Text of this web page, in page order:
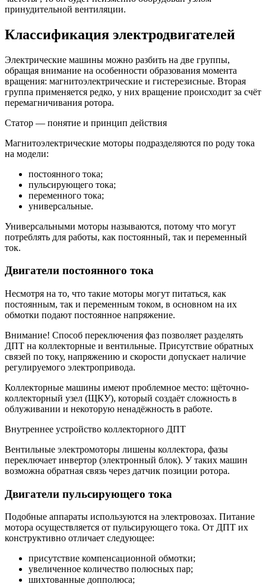
принудительной вентиляции.
Классификация электродвигателей
Электрические машины можно разбить на две группы,
обращая внимание на особенности образования момента
вращения: магнитоэлектрические и гистерезисные. Вторая
группа применяется редко, у них вращение происходит за счёт
перемагничивания ротора.
Статор — понятие и принцип действия
Магнитоэлектрические моторы подразделяются по роду тока
на модели:
постоянного тока;
пульсирующего тока;
переменного тока;
универсальные.
Универсальными моторы называются, потому что могут
потреблять для работы, как постоянный, так и переменный
ток.
Двигатели постоянного тока
Несмотря на то, что такие моторы могут питаться, как
постоянным, так и переменным током, в основном на их
обмотки подают постоянное напряжение.
Внимание! Способ переключения фаз позволяет разделять
ДПТ на коллекторные и вентильные. Присутствие обратных
связей по току, напряжению и скорости допускает наличие
регулируемого электропривода.
Коллекторные машины имеют проблемное место: щёточно-
коллекторный узел (ЩКУ), который создаёт сложность в
облуживании и некоторую ненадёжность в работе.
Внутреннее устройство коллекторного ДПТ
Вентильные электромоторы лишены коллектора, фазы
переключает инвертор (электронный блок). У таких машин
возможна обратная связь через датчик позиции ротора.
Двигатели пульсирующего тока
Подобные аппараты используются на электровозах. Питание
мотора осуществляется от пульсирующего тока. От ДПТ их
конструктивно отличает следующее:
присутствие компенсационной обмотки;
увеличенное количество полюсных пар;
шихтованные допполюса;